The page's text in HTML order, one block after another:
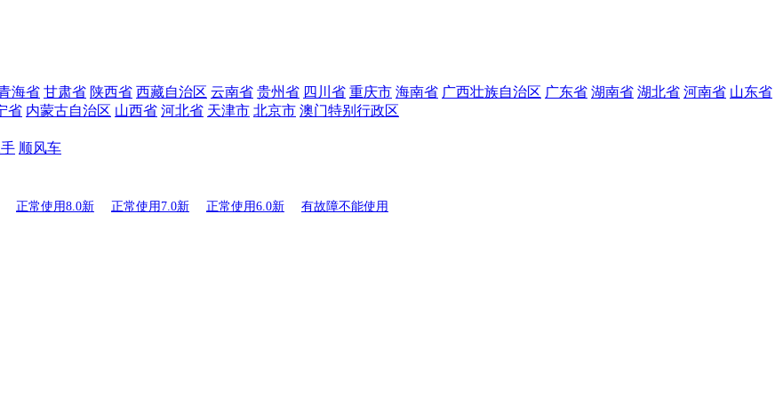
海省 甘肃省 陕西省 西藏自治区 云南省 贵州省 四川省 重庆市 海南省 广西壮族自治区 广东省 湖南省 湖北省 河南省 山东省
省 内蒙古自治区 山西省 河北省 天津市 北京市 澳门特别行政区
顺风车
正常使用8.0新 正常使用7.0新 正常使用6.0新 有故障不能使用